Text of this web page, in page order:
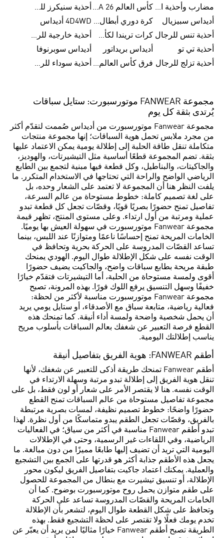
مضارب وأحذية البادل من أديداس
كأس العالم FIFA 26™
أحذية سنيكرز للرجال من أديداس
أديداس سبيزيال
كرة دوري أبطال أوروبا من أديداس 4D4WD أديداس
أحذية تنس للرجال
كرات تريندا لكأس العالم FIFA 26™
أحذية خارجية للرجال
أحذية تي تو
أديداس بريداتور
أديداس سوبرنوفا
أحذية تزلج للرجال
فرق كأس العالم FIFA 26™ أحذية سوداء للرجال
مجموعة FANWEAR موتورسبورت: ستايل سباقات
يُرتدى بثقة كل يوم
مجموعة Fanwear موتورسبورت من أديداس صُممت لتقدّم أكثر
من مجرد ملابس تحمل هوية السباقات؛ إنها مجموعة منتجات
متكاملة تنقل طاقة الحلبة إلى إطلالة يومية يمكن الاعتماد عليها
بثقة. تضم المجموعة قطعًا أساسية مثل التيشيرتات، والهوديز،
والجاكيتات، والبناطيل، وكل قطعة فيها مبنية لتجمع بين الطابع
الرياضي الواضح والراحة التي تحتاجها في الاستخدام المتكرر. ما
يلفت النظر هنا أن المجموعة لا تعتمد على الشعار وحده، بل
على لغة تصميم كاملة: خطوط مستوحاة من عالم السرعة،
تفاصيل تمنح حضورًا بصريًا قويًا، وقصّات تجعل كل قطعة تبدو
عملية ومرتبة من أول ارتداء. وعلى مستوى المنتج، تظهر قيمة
مجموعة Fanwear موتورسبورت في سهولة العيش بها يوميًا.
الخامات المريحة تمنح إحساسًا ناعمًا ومتوازنًا عند اللبس، بينما
تساعد القصّات المدروسة على الحركة بحرية وتحافظ في
الوقت نفسه على شكل الإطلالة طوال اليوم. الهودي يمنحك
طبقة مريحة بطابع سباقات واضح، والجاكيت يضيف حضورًا
أقوى ولمسة مستوحاة من الحلبة، أما التيشيرتات فتقدّم خيارًا
خفيفًا وسهل التنسيق يرفع اللوك فورًا. بهذه المرونة، تصبح
مجموعة Fanwear موتورسبورت مناسبة لأكثر من لحظة:
فعالية رياضية، متابعة سباق مع الأصدقاء، أو ستايل يومي يريد
أن يحمل شخصية واضحة ولمسة أداء أنيقة. كما تمنحك هذه
القطع فرصة التعبير عن شغفك بعالم السباقات بأسلوب مريح
يناسب إطلالتك اليومية.
أطقم FANWEAR: هوية الفريق بتفاصيل أنيقة
أطقم Fanwear تمنحك طريقة أذكى للتعبير عن شغفك، لأنها
تنقل هوية الفريق إلى إطلالة تبدو مرتبة وسهلة الارتداء في
الوقت نفسه. هنا لا يقتصر الأمر على شعار أو لون فقط، بل على
مجموعة تفاصيل مستوحاة من عالم السباقات تمنح القطع
حضورًا واضحًا: خطوط تصميم نظيفة، لمسات بصرية مرتبطة
بالفريق، وقصّات تجعل الطقم يبدو متماسكًا من أول نظرة. لهذا
تبدو أطقم Fanwear مناسبة في أكثر من سياق؛ في الفعاليات
الرياضية، وفي اللقاءات غير الرسمية، وحتى في الإطلالات
اليومية التي تريد أن تضيف إليها طابعًا مميزًا من دون مبالغة. ما
يجعل هذه الأطقم جذابة أكثر هو قدرتها على الجمع بين التشجيع
والعملية. يمكنك اعتماد جاكيت بتفاصيل الفريق ليكون محور
الإطلالة، أو تنسيق تيشيرت مع بنطال من المجموعة للحصول
على طقم متوازن يحمل روح موتورسبورت بوضوح. كما أن
الخامات المريحة والقصّات المدروسة تساعد على الحركة
وتحافظ على شكل القطعة طوال اليوم، لتشعر بأن الإطلالة
تخدم يومك فعلًا ولا تقتصر على لحظة التشجيع فقط. بهذه
الطريقة تصبح أطقم Fanwear خيارًا مثاليًا لمن يريد أن يعبّر عن